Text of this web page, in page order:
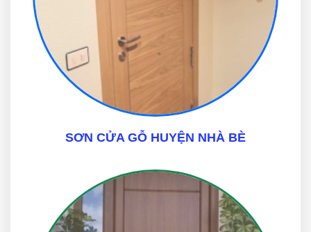
SƠN CỬA GỖ HUYỆN NHÀ BÈ